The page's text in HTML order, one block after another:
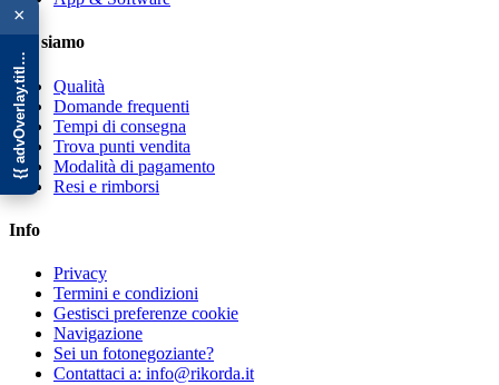
×
{{ advOverlay.title || 'Promo' }}Chi siamo
Qualità
Domande frequenti
Tempi di consegna
Trova punti vendita
Modalità di pagamento
Resi e rimborsi
Info
Privacy
Termini e condizioni
Gestisci preferenze cookie
Navigazione
Sei un fotonegoziante?
Contattaci a: info@rikorda.it